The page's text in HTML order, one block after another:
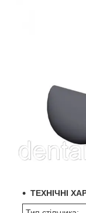
ТЕХНІЧНІ